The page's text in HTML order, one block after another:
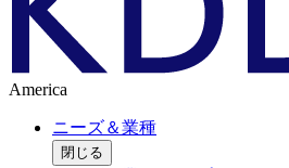
America
ニーズ＆業種
閉じる